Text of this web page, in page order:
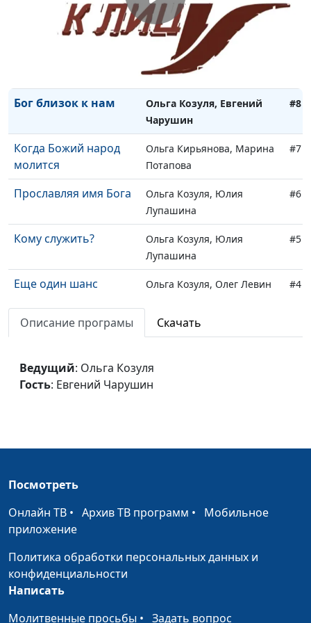
В поисках настоящей
Ольга Козуля, Дмитрий
Булатов
Ольга Козуля, Руслан
Валеев
Бог близок к нам
Ольга Козуля, Евгений
Чарушин
#8
Когда Божий народ
молится
Ольга Кирьянова, Марина
Потапова
#7
Прославляя имя Бога
Ольга Козуля, Юлия
Лупашина
#6
Кому служить?
Ольга Козуля, Юлия
Лупашина
#5
Еще один шанс Ольга Козуля, Олег Левин #4
Настоящий художник
Ивенина
Дерюгина
Описание програмы Скачать
Ведущий: Ольга Козуля
Гость: Евгений Чарушин
Посмотреть
Онлайн ТВ • Архив ТВ программ • Мобильное
приложение
Политика обработки персональных данных и
конфиденциальности
Написать
Молитвенные просьбы • Задать вопрос